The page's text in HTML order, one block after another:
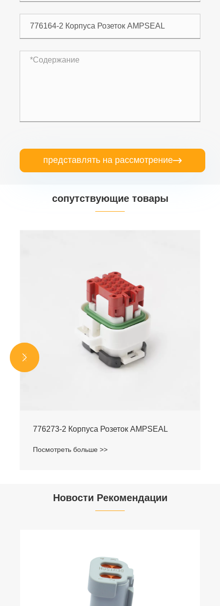
представлять на рассмотрение
сопутствующие товары
776273-2 Корпуса Розеток AMPSEAL
Посмотреть больше >>


Новости Рекомендации